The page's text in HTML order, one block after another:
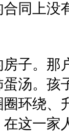
同上没
子。那
汤。孩
环绕、
这一家